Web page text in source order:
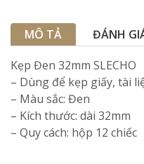
MÔ TẢ
ĐÁNH
Kẹp Đen 32mm SLECHO
– Dùng để kẹp giấy, tài
– Màu sắc: Đen
– Kích thước: dài 32mm
– Quy cách: hộp 12 chiếc